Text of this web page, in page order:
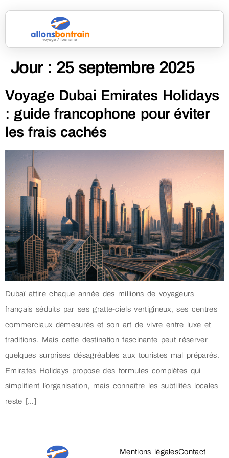
Jour : 25 septembre 2025
Voyage Dubai Emirates Holidays
: guide francophone pour éviter
les frais cachés
Dubaï attire chaque année des millions de voyageurs
français séduits par ses gratte-ciels vertigineux, ses centres
commerciaux démesurés et son art de vivre entre luxe et
traditions. Mais cette destination fascinante peut réserver
quelques surprises désagréables aux touristes mal préparés.
Emirates Holidays propose des formules complètes qui
simplifient l’organisation, mais connaître les subtilités locales
reste […]
Mentions légalesContact